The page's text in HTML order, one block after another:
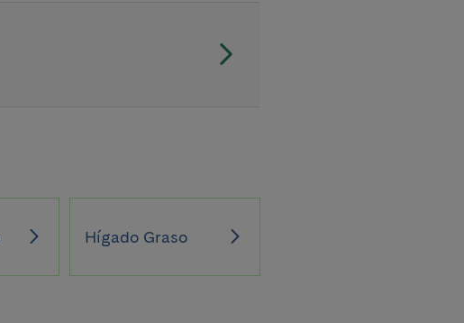
Hígado Graso